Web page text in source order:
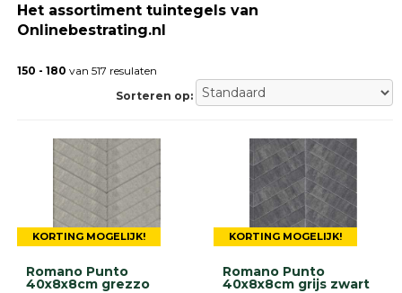
Sierbestrating
Betonklinkers
bestrating
Trommelstenen
Wildverband
bestrating
Muurelementen
Straatklinkers
Opsluitbanden
Palissades
Het assortiment tuintegels van
Onlinebestrating.nl
150 - 180 van 517 resulaten
Sorteren op:
KORTING MOGELIJK!
Romano Punto
40x8x8cm grezzo
KORTING MOGELIJK!
Romano Punto
40x8x8cm grijs zwart